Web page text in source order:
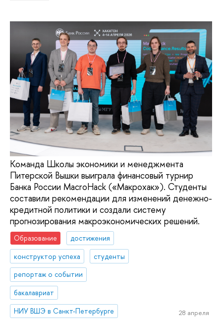
Команда Школы экономики и менеджмента
Питерской Вышки выиграла финансовый турнир
Банка России MacroHack («Макрохак»). Студенты
составили рекомендации для изменений денежно-
кредитной политики и создали систему
прогнозирования макроэкономических решений.
Образование
достижения
конструктор успеха
студенты
репортаж о событии
бакалавриат
НИУ ВШЭ в Санкт-Петербурге
28 апреля